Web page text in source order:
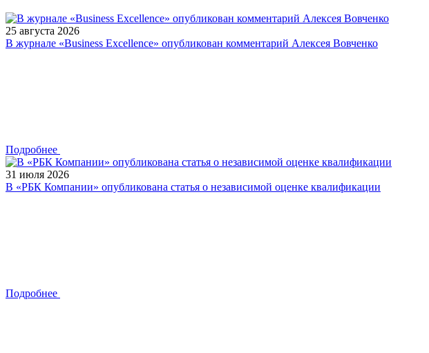
25 августа 2026
В журнале «Business Excellence» опубликован комментарий Алексея Вовченко
Подробнее
31 июля 2026
В «РБК Компании» опубликована статья о независимой оценке квалификации
Подробнее